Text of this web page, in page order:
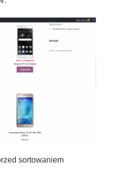
sortowaniem